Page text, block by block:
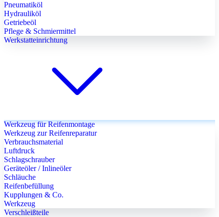
Pneumatiköl
Hydrauliköl
Getriebeöl
Pflege & Schmiermittel
Werkstatteinrichtung
Werkzeug für Reifenmontage
Werkzeug zur Reifenreparatur
Verbrauchsmaterial
Luftdruck
Schlagschrauber
Geräteöler / Inlineöler
Schläuche
Reifenbefüllung
Kupplungen & Co.
Werkzeug
Verschleißteile